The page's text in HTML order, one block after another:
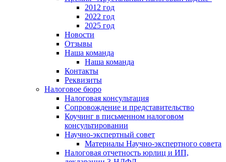
2012 год
2022 год
2025 год
Новости
Отзывы
Наша команда
Наша команда
Контакты
Реквизиты
Налоговое бюро
Налоговая консультация
Cопровождение и представительство
Коучинг в письменном налоговом
консультировании
Научно-экспертный совет
Материалы Научно-экспертного совета
Налоговая отчетность юрлиц и ИП,